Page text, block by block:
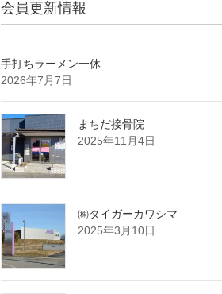
会員更新情報
手打ちラーメン一休
2026年7月7日
まちだ接骨院
2025年11月4日
㈱タイガーカワシマ
2025年3月10日